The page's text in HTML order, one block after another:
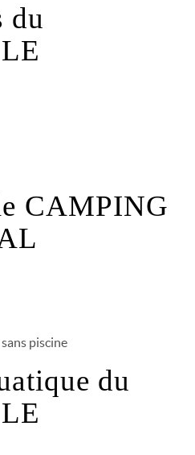
pratiques
du
CAMPING
sans piscine
du